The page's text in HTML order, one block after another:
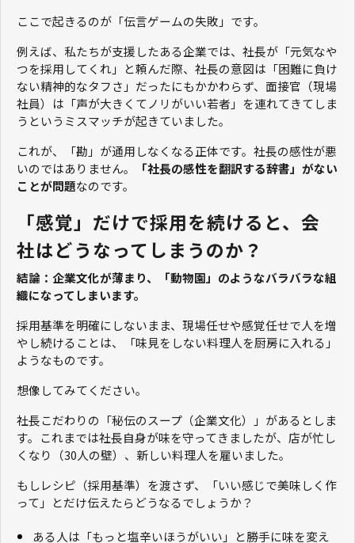
ここで起きるのが「伝言ゲームの失敗」です。
例えば、私たちが支援したある企業では、社長が「元気なや
つを採用してくれ」と頼んだ際、社長の意図は「困難に負け
ない精神的なタフさ」だったにもかかわらず、面接官（現場
社員）は「声が大きくてノリがいい若者」を連れてきてしま
うというミスマッチが起きていました。
これが、「勘」が通用しなくなる正体です。社長の感性が悪
いのではありません。
「社長の感性を翻訳する辞書」がない
ことが問題なのです。
「感覚」だけで採用を続けると、会
社はどうなってしまうのか？
結論：企業文化が薄まり、「動物園」のようなバラバラな組
織になってしまいます。
採用基準を明確にしないまま、現場任せや感覚任せで人を増
やし続けることは、「味見をしない料理人を厨房に入れる」
ようなものです。
想像してみてください。
社長こだわりの「秘伝のスープ（企業文化）」があるとしま
す。これまでは社長自身が味を守ってきましたが、店が忙し
くなり（30人の壁）、新しい料理人を雇いました。
もしレシピ（採用基準）を渡さず、「いい感じで美味しく作
って」とだけ伝えたらどうなるでしょうか？
ある人は「もっと塩辛いほうがいい」と勝手に味を変え